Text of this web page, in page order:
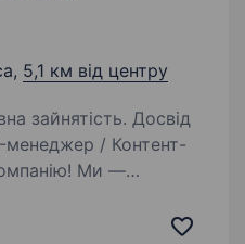
5,1 км від центру
зайнятість. Досвід
Ми —
та дизайну